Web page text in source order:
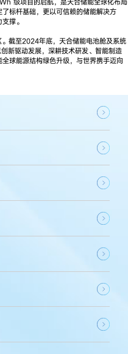
标杆基础，更以可信赖的储能解决方
撑。
截至2024年底，天合储能电池舱及系统
新驱动发展，深耕技术研发、智能制造
球能源结构绿色升级，与世界携手迈向